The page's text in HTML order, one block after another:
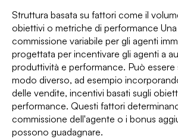
Struttura basata su fattori come il
obiettivi o metriche di performance
commissione variabile per gli agenti
progettata per incentivare gli agenti a
produttività e performance. Può essere
modo diverso, ad esempio
delle vendite, incentivi basati sugli
performance. Questi fattori
commissione dell'agente o i bonus
possono guadagnare.